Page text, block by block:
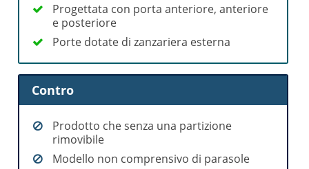
Progettata con porta anteriore, anteriore
e posteriore
Porte dotate di zanzariera esterna
Contro
Prodotto che senza una partizione
rimovibile
Modello non comprensivo di parasole